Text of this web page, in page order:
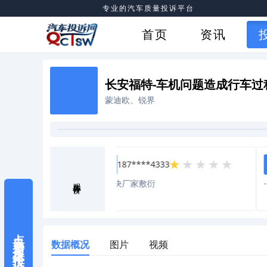
专业的汽车质量投诉平台
首页 资讯
长安福特-车机问题造成行车
蒙迪欧、锐界
也没有打过，
187****4333
未解决厂家敷衍
数据概况 图片 视频
点击参与集体投诉